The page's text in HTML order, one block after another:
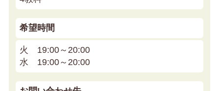
希望時間
火 19:00～20:00
水 19:00～20:00